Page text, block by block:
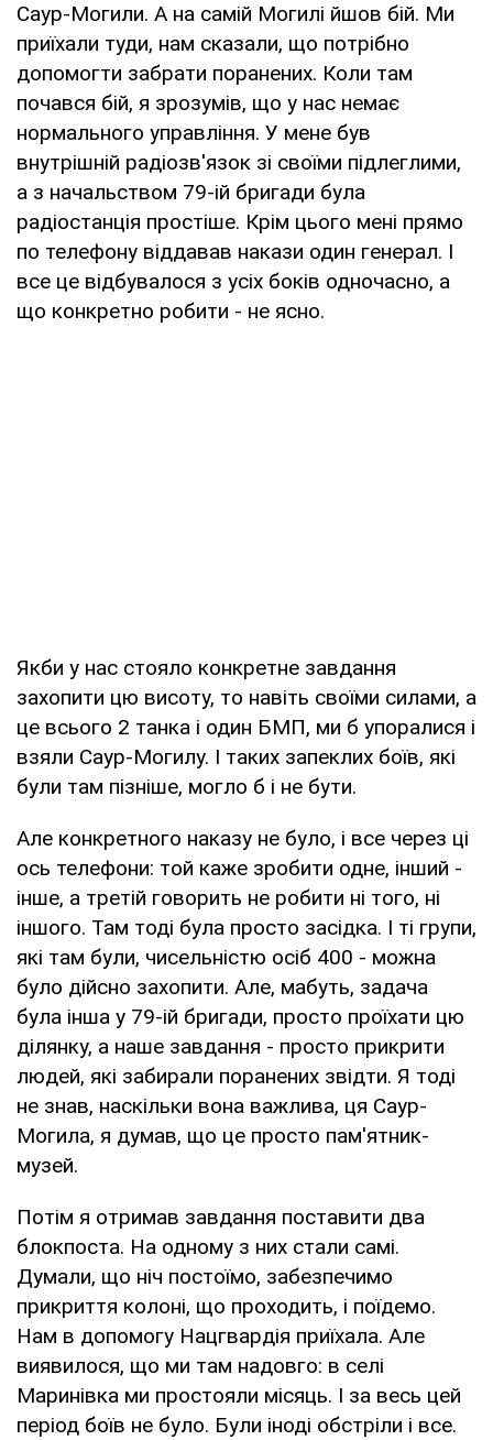
Саур-Могили. А на самій Могилі йшов бій. Ми
приїхали туди, нам сказали, що потрібно
допомогти забрати поранених. Коли там
почався бій, я зрозумів, що у нас немає
нормального управління. У мене був
внутрішній радіозв'язок зі своїми підлеглими,
а з начальством 79-ій бригади була
радіостанція простіше. Крім цього мені прямо
по телефону віддавав накази один генерал. І
все це відбувалося з усіх боків одночасно, а
що конкретно робити - не ясно.
Якби у нас стояло конкретне завдання
захопити цю висоту, то навіть своїми силами, а
це всього 2 танка і один БМП, ми б упоралися і
взяли Саур-Могилу. І таких запеклих боїв, які
були там пізніше, могло б і не бути.
Але конкретного наказу не було, і все через ці
ось телефони: той каже зробити одне, інший -
інше, а третій говорить не робити ні того, ні
іншого. Там тоді була просто засідка. І ті групи,
які там були, чисельністю осіб 400 - можна
було дійсно захопити. Але, мабуть, задача
була інша у 79-ій бригади, просто проїхати цю
ділянку, а наше завдання - просто прикрити
людей, які забирали поранених звідти. Я тоді
не знав, наскільки вона важлива, ця Саур-
Могила, я думав, що це просто пам'ятник-
музей.
Потім я отримав завдання поставити два
блокпоста. На одному з них стали самі.
Думали, що ніч постоїмо, забезпечимо
прикриття колоні, що проходить, і поїдемо.
Нам в допомогу Нацгвардія приїхала. Але
виявилося, що ми там надовго: в селі
Маринівка ми простояли місяць. І за весь цей
період боїв не було. Були іноді обстріли і все.